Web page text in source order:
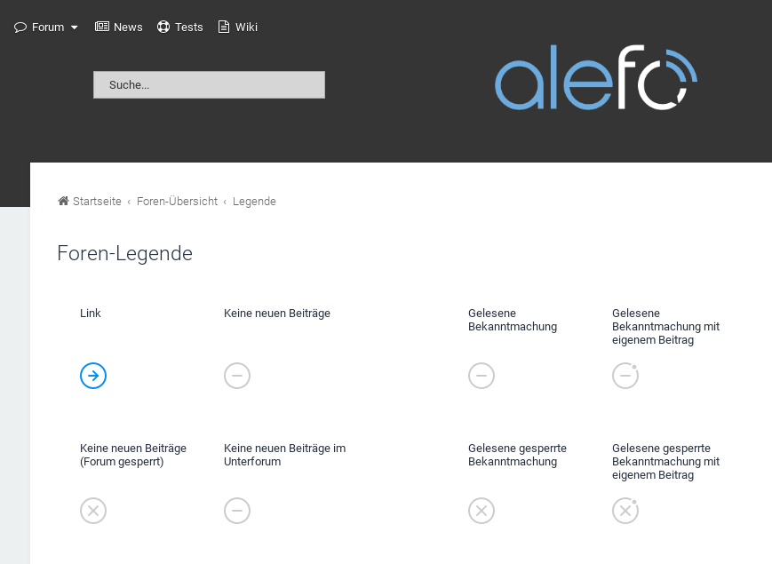
Forum News Tests Wiki
Startseite Foren-Übersicht Legende
Foren-Legende
Link Keine neuen Beiträge
Keine neuen Beiträge
(Forum gesperrt)
Keine neuen Beiträge im
Unterforum
Gelesene
Bekanntmachung
Gelesene
Bekanntmachung mit
eigenem Beitrag
Gelesene gesperrte
Bekanntmachung
Gelesene gesperrte
Bekanntmachung mit
eigenem Beitrag